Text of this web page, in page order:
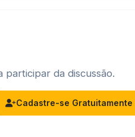
participar da discussão.
Cadastre-se Gratuitamente